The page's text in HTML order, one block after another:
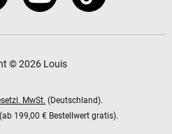
© 2026 Louis
MwSt. (Deutschland).
199,00 € Bestellwert gratis).